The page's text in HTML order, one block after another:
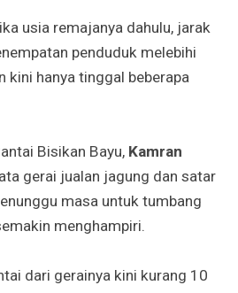
usia remajanya dahulu, jarak
penduduk melebihi
kini hanya tinggal beberapa
Bisikan Bayu, Kamran
gerai jualan jagung dan satar
masa untuk tumbang
menghampiri.
dari gerainya kini kurang 10